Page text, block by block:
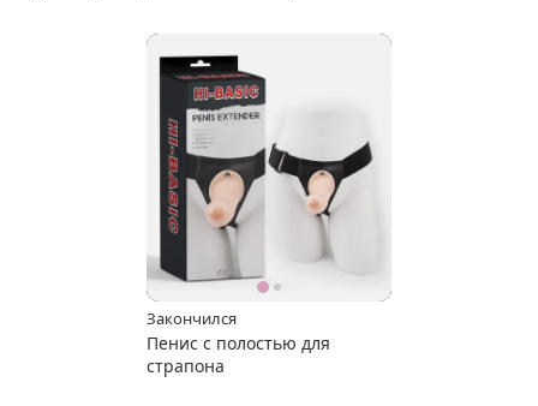
Закончился
Пенис с полостью для
страпона